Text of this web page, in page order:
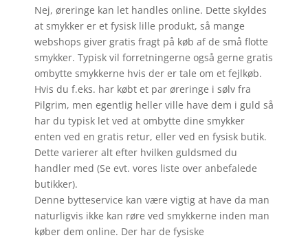
Nej, øreringe kan let handles online. Dette skyldes
at smykker er et fysisk lille produkt, så mange
webshops giver gratis fragt på køb af de små flotte
smykker. Typisk vil forretningerne også gerne gratis
ombytte smykkerne hvis der er tale om et fejlkøb.
Hvis du f.eks. har købt et par øreringe i sølv fra
Pilgrim, men egentlig heller ville have dem i guld så
har du typisk let ved at ombytte dine smykker
enten ved en gratis retur, eller ved en fysisk butik.
Dette varierer alt efter hvilken guldsmed du
handler med (Se evt. vores liste over anbefalede
butikker).
Denne bytteservice kan være vigtig at have da man
naturligvis ikke kan røre ved smykkerne inden man
køber dem online. Der har de fysiske